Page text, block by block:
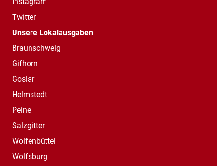
Twitter
Unsere Lokalausgaben
Braunschweig
Gifhorn
Goslar
Helmstedt
Peine
Salzgitter
Wolfenbüttel
Wolfsburg